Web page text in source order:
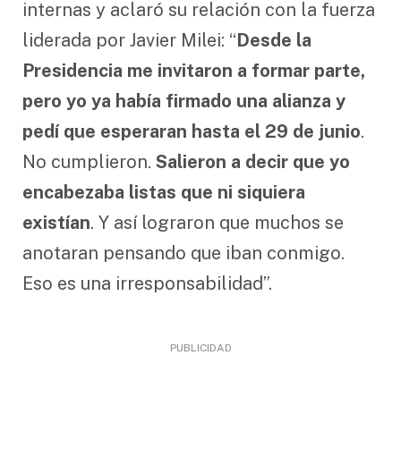
internas y aclaró su relación con la fuerza
liderada por Javier Milei: “Desde la
Presidencia me invitaron a formar parte,
pero yo ya había firmado una alianza y
pedí que esperaran hasta el 29 de junio.
No cumplieron. Salieron a decir que yo
encabezaba listas que ni siquiera
existían. Y así lograron que muchos se
anotaran pensando que iban conmigo.
Eso es una irresponsabilidad”.
PUBLICIDAD